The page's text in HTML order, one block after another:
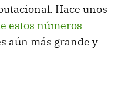
Hace unos
estos números
aún más grande y